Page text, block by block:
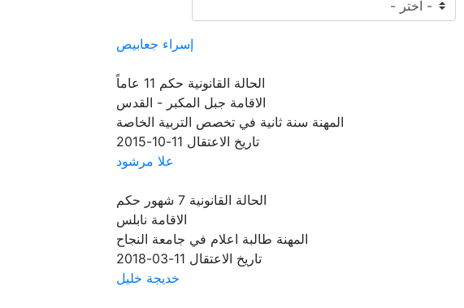
إسراء جعابيص
الحالة القانونية حكم 11 عاماً
الاقامة جبل المكبر - القدس
المهنة سنة ثانية في تخصص التربية الخاصة
تاريخ الاعتقال 11-10-2015
علا مرشود
الحالة القانونية 7 شهور حكم
الاقامة نابلس
المهنة طالبة اعلام في جامعة النجاح
تاريخ الاعتقال 11-03-2018
خديجة خليل